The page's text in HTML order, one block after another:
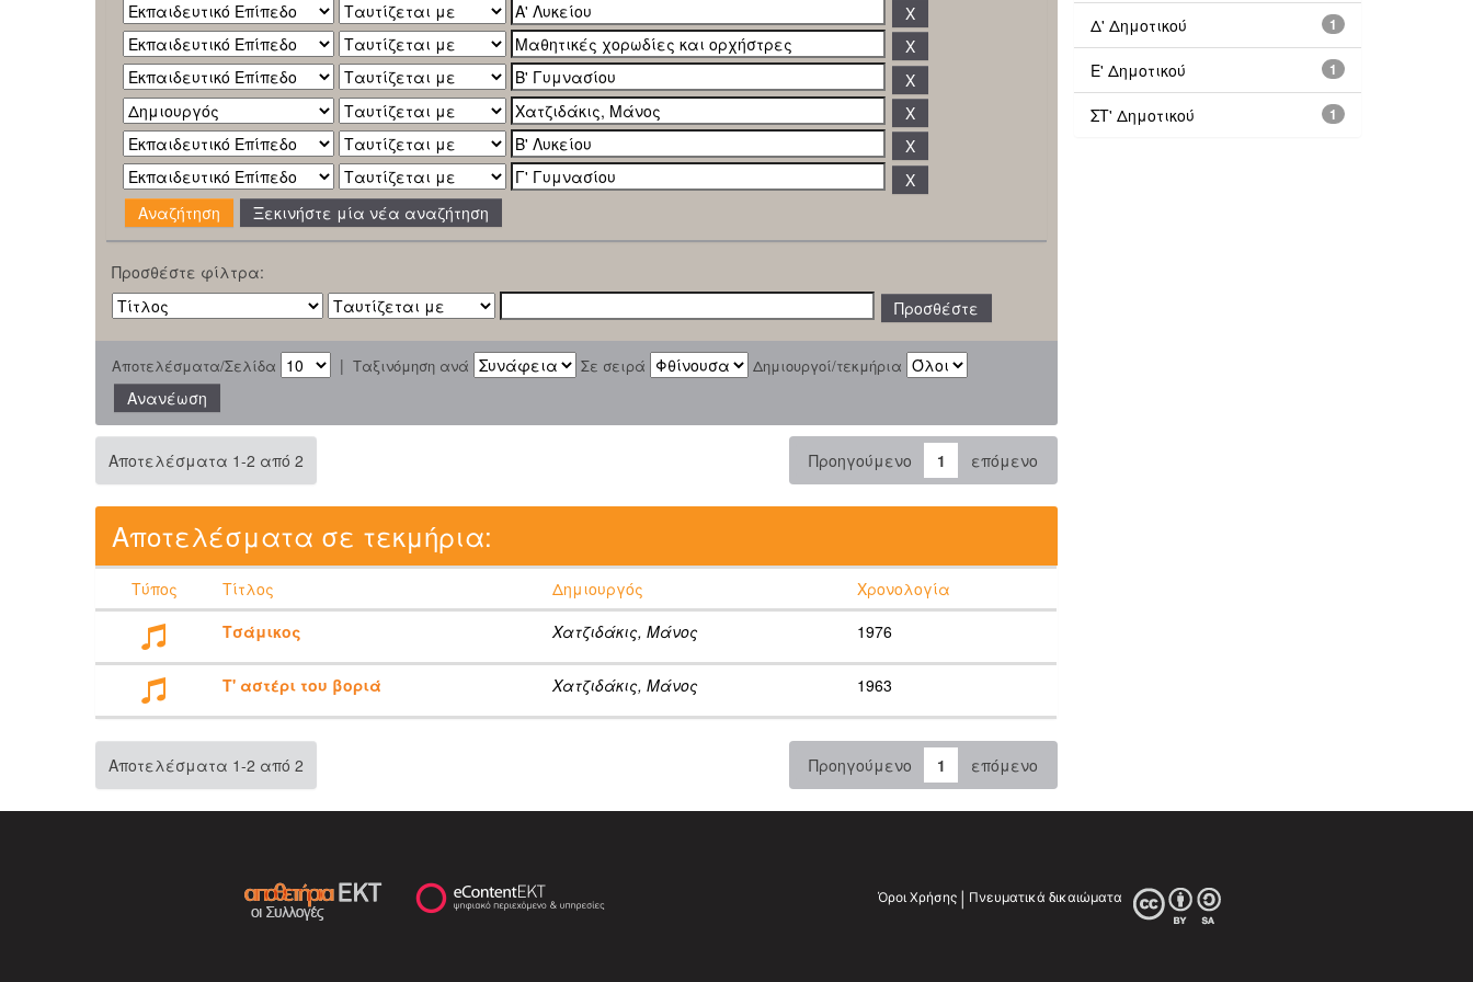
Ξεκινήστε μία νέα αναζήτηση
Προσθέστε φίλτρα:
Αποτελέσματα/Σελίδα | Ταξινόμηση ανά Σε σειρά Δημιουργοί/τεκμήρια
Αποτελέσματα 1-2 από 2 Προηγούμενο 1 επόμενο
Αποτελέσματα σε τεκμήρια:
Τύπος Τίτλος Δημιουργός
Χρονολογία
Τσάμικος
Χατζιδάκις, Μάνος 1976
Τ' αστέρι του βοριά Χατζιδάκις, Μάνος 1963
Αποτελέσματα 1-2 από 2 Προηγούμενο 1 επόμενο
1
Δ' Δημοτικού
1
Ε' Δημοτικού
1
ΣΤ' Δημοτικού